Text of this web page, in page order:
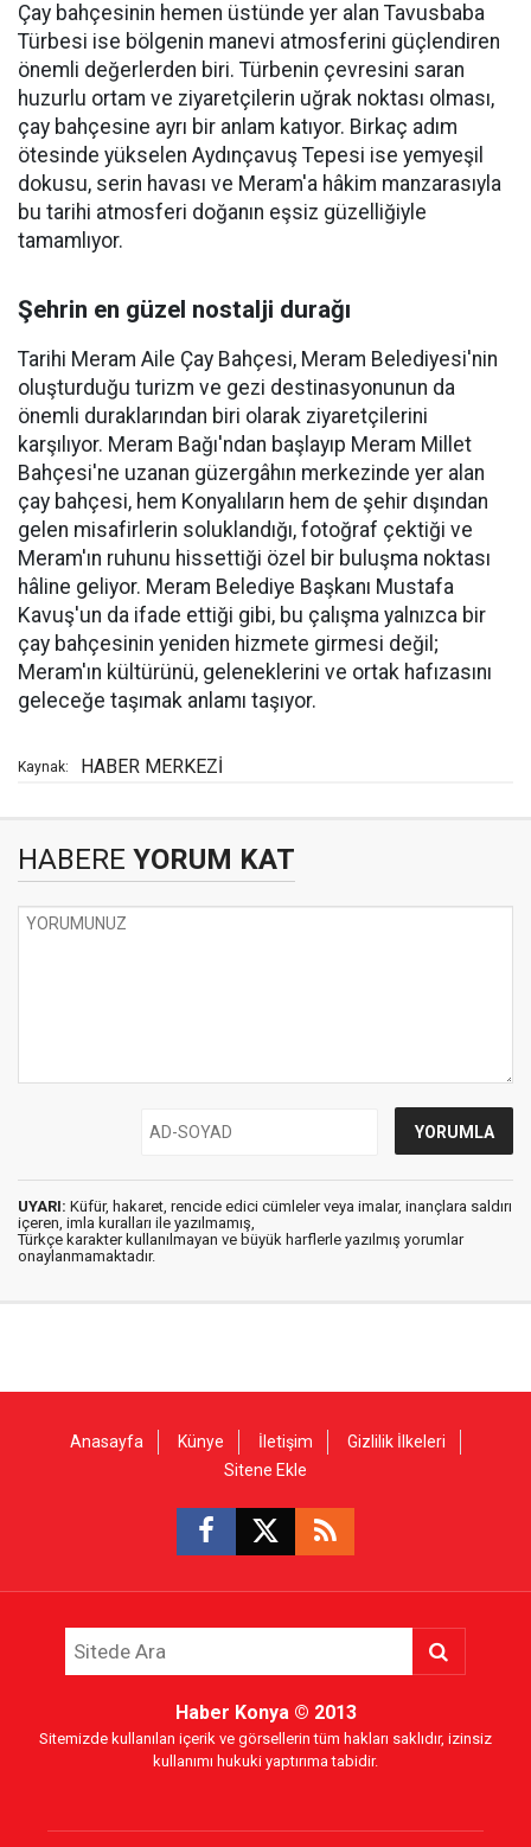
Çay bahçesinin hemen üstünde yer alan Tavusbaba
Türbesi ise bölgenin manevi atmosferini güçlendiren
önemli değerlerden biri. Türbenin çevresini saran
huzurlu ortam ve ziyaretçilerin uğrak noktası olması,
çay bahçesine ayrı bir anlam katıyor. Birkaç adım
ötesinde yükselen Aydınçavuş Tepesi ise yemyeşil
dokusu, serin havası ve Meram'a hâkim manzarasıyla
bu tarihi atmosferi doğanın eşsiz güzelliğiyle
tamamlıyor.
Şehrin en güzel nostalji durağı
Tarihi Meram Aile Çay Bahçesi, Meram Belediyesi'nin
oluşturduğu turizm ve gezi destinasyonunun da
önemli duraklarından biri olarak ziyaretçilerini
karşılıyor. Meram Bağı'ndan başlayıp Meram Millet
Bahçesi'ne uzanan güzergâhın merkezinde yer alan
çay bahçesi, hem Konyalıların hem de şehir dışından
gelen misafirlerin soluklandığı, fotoğraf çektiği ve
Meram'ın ruhunu hissettiği özel bir buluşma noktası
hâline geliyor. Meram Belediye Başkanı Mustafa
Kavuş'un da ifade ettiği gibi, bu çalışma yalnızca bir
çay bahçesinin yeniden hizmete girmesi değil;
Meram'ın kültürünü, geleneklerini ve ortak hafızasını
geleceğe taşımak anlamı taşıyor.
Kaynak: HABER MERKEZİ
HABERE YORUM KAT
UYARI: Küfür, hakaret, rencide edici cümleler veya imalar, inançlara saldırı
içeren, imla kuralları ile yazılmamış,
Türkçe karakter kullanılmayan ve büyük harflerle yazılmış yorumlar
onaylanmamaktadır.
Anasayfa Künye İletişim
Gizlilik İlkeleri
Sitene Ekle
Haber Konya© 2013
Sitemizde kullanılan içerik ve görsellerin tüm hakları saklıdır, izinsiz
kullanımı hukuki yaptırıma tabidir.